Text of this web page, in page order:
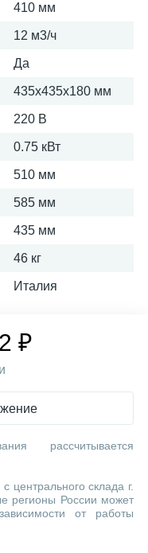
410 мм
12 м3/ч
Да
435х435х180 мм
220 В
0.75 кВт
510 мм
585 мм
435 мм
46 кг
Италия
₽
рассчитывается
центрального склада г.
регионы России может
от работы